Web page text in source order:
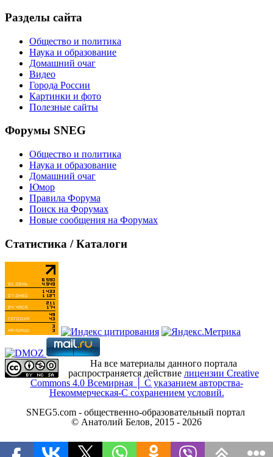
Разделы сайта
Общество и политика
Наука и образование
Домашний очаг
Видео
Города России
Картинки и фото
Полезные сайты
Форумы SNEG
Общество и политика
Наука и образование
Домашний очаг
Юмор
Правила Форума
Поиск на Форумах
Новые сообщения на Форумах
Статистика / Каталоги
На все материалы данного портала
распространяется действие лицензии Creative
Commons 4.0 Всемирная │ С указанием авторства-
Некоммерческая-С сохранением условий.
SNEG5.com - общественно-образовательный портал
© Анатолий Белов, 2015 - 2026